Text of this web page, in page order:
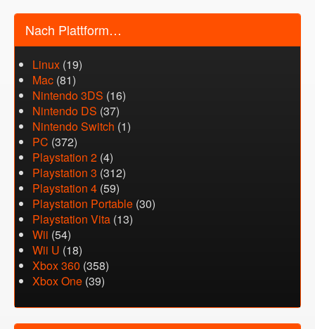
Nach Plattform…
Linux (19)
Mac (81)
Nintendo 3DS (16)
Nintendo DS (37)
Nintendo Switch (1)
PC (372)
Playstation 2 (4)
Playstation 3 (312)
Playstation 4 (59)
Playstation Portable (30)
Playstation Vita (13)
Wii (54)
Wii U (18)
Xbox 360 (358)
Xbox One (39)